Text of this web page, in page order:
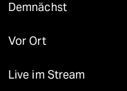
Demnächst
Vor Ort
Live im Stream